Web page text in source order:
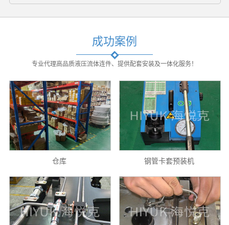
成功案例
专业代理高品质液压流体连件、提供配套安装及一体化服务！
仓库 钢管卡套预装机